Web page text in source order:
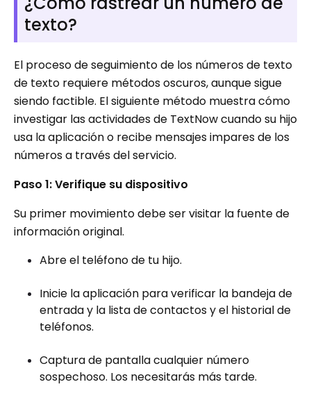
texto?
El proceso de seguimiento de los números de texto
de texto requiere métodos oscuros, aunque sigue
siendo factible. El siguiente método muestra cómo
investigar las actividades de TextNow cuando su hijo
usa la aplicación o recibe mensajes impares de los
números a través del servicio.
Paso 1: Verifique su dispositivo
Su primer movimiento debe ser visitar la fuente de
información original.
Abre el teléfono de tu hijo.
Inicie la aplicación para verificar la bandeja de
entrada y la lista de contactos y el historial de
teléfonos.
Captura de pantalla cualquier número
sospechoso. Los necesitarás más tarde.